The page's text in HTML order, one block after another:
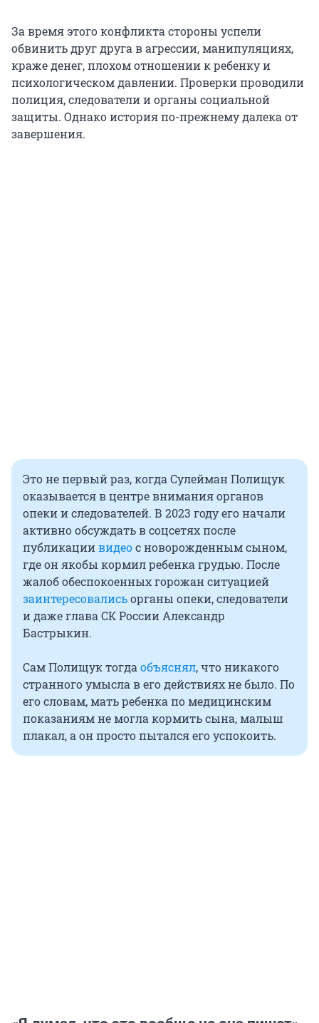
За время этого конфликта стороны успели
обвинить друг друга в агрессии, манипуляциях,
краже денег, плохом отношении к ребенку и
психологическом давлении. Проверки проводили
полиция, следователи и органы социальной
защиты. Однако история по-прежнему далека от
завершения.
Это не первый раз, когда Сулейман Полищук
оказывается в центре внимания органов
опеки и следователей. В 2023 году его начали
активно обсуждать в соцсетях после
публикациивидеос новорожденным сыном,
где он якобы кормил ребенка грудью. После
жалоб обеспокоенных горожан ситуацией
заинтересовалисьорганы опеки, следователи
и даже глава СК России Александр
Бастрыкин.
Сам Полищук тогда объяснял, что никакого
странного умысла в его действиях не было. По
его словам, мать ребенка по медицинским
показаниям не могла кормить сына, малыш
плакал, а он просто пытался его успокоить.